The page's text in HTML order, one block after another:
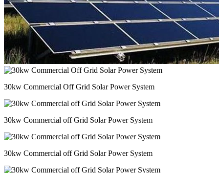
30kw Commercial Off Grid Solar Power System
30kw Commercial off Grid Solar Power System
30kw Commercial off Grid Solar Power System